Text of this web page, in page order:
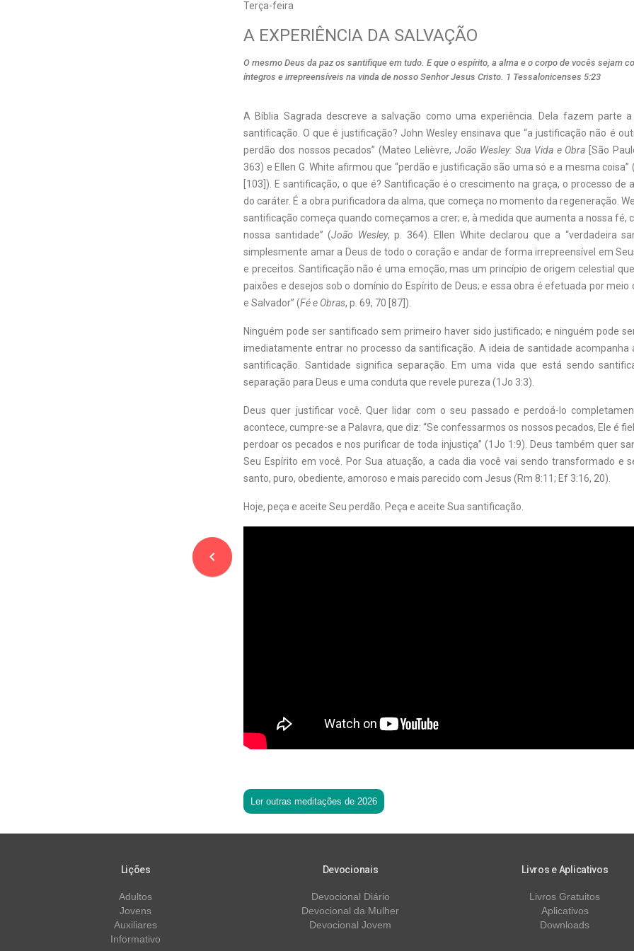
Terça-feira
navigate_before
A EXPERIÊNCIA DA SALVAÇÃO
O mesmo Deus da paz os santifique em tudo. E que o espírito, a alma e o corpo de vocês sejam
íntegros e irrepreensíveis na vinda de nosso Senhor Jesus Cristo. 1 Tessalonicenses 5:23
A Bíblia Sagrada descreve a salvação como uma experiência. Dela fazem parte
santificação. O que é justificação? John Wesley ensinava que “a justificação não é
perdão dos nossos pecados” (Mateo Lelièvre, João Wesley: Sua Vida e Obra [São
363) e Ellen G. White afirmou que “perdão e justificação são uma só e a mesma coisa” (
[103]). E santificação, o que é? Santificação é o crescimento na graça, o processo de
do caráter. É a obra purificadora da alma, que começa no momento da regeneração.
santificação começa quando começamos a crer; e, à medida que aumenta a nossa fé,
nossa santidade” (João Wesley, p. 364). Ellen White declarou que a “verdadeira
simplesmente amar a Deus de todo o coração e andar de forma irrepreensível em
e preceitos. Santificação não é uma emoção, mas um princípio de origem celestial
paixões e desejos sob o domínio do Espírito de Deus; e essa obra é efetuada por meio
e Salvador” (Fé e Obras, p. 69, 70 [87]).
Ninguém pode ser santificado sem primeiro haver sido justificado; e ninguém pode
imediatamente entrar no processo da santificação. A ideia de santidade acompanha
santificação. Santidade significa separação. Em uma vida que está sendo
separação para Deus e uma conduta que revele pureza (1Jo 3:3).
Deus quer justificar você. Quer lidar com o seu passado e perdoá-lo
acontece, cumpre-se a Palavra, que diz: “Se confessarmos os nossos pecados, Ele é
perdoar os pecados e nos purificar de toda injustiça” (1Jo 1:9). Deus também quer
Seu Espírito em você. Por Sua atuação, a cada dia você vai sendo transformado e
santo, puro, obediente, amoroso e mais parecido com Jesus (Rm 8:11; Ef 3:16, 20).
Hoje, peça e aceite Seu perdão. Peça e aceite Sua santificação.
Ler outras meditações de 2026
Lições
Adultos
Jovens
Auxiliares
Informativo
Devocionais
Devocional Diário
Devocional da Mulher
Devocional Jovem
Livros e Aplicativos
Livros Gratuitos
Aplicativos
Downloads